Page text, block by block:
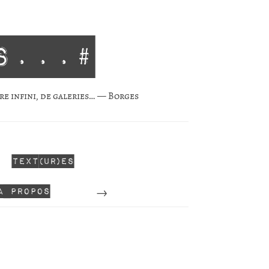
infini, de gale­ries… — Borges
Text(ur)es
propos